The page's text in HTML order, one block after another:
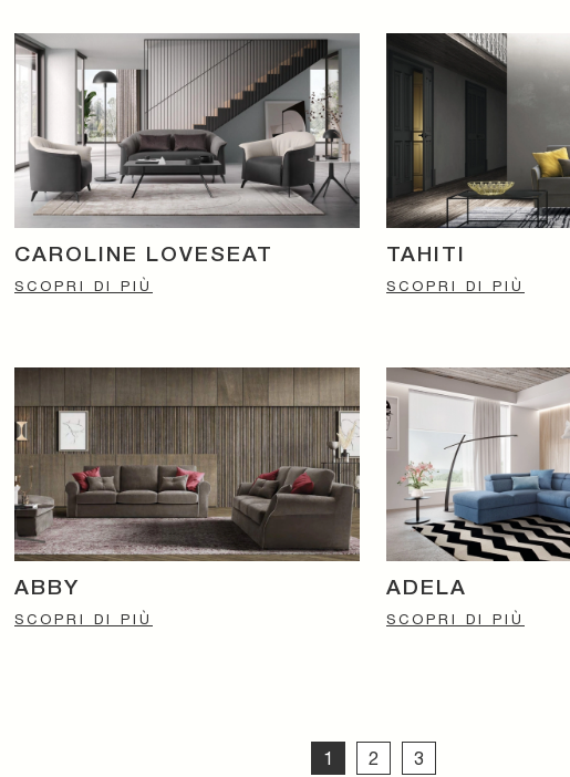
CAROLINE LOVESEAT
SCOPRI DI PIÙ
TAHITI
SCOPRI DI PIÙ
ABBY
SCOPRI DI PIÙ
ADELA
SCOPRI DI PIÙ
1 2 3